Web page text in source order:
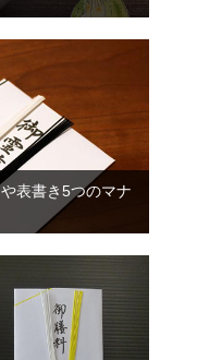
表書き5つのマナ